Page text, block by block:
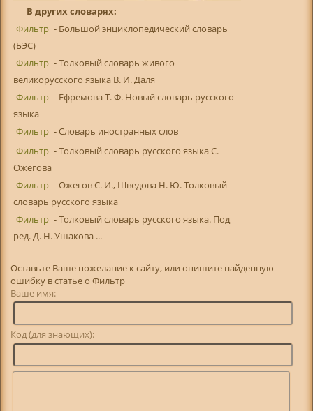
В других словарях:
Фильтр - Большой энциклопедический словарь
(БЭС)
Фильтр - Толковый словарь живого
великорусского языка В. И. Даля
Фильтр - Ефремова Т. Ф. Новый словарь русского
языка
Фильтр - Словарь иностранных слов
Фильтр - Толковый словарь русского языка С.
Ожегова
Фильтр - Ожегов С. И., Шведова Н. Ю. Толковый
словарь русского языка
Фильтр - Толковый словарь русского языка. Под
ред. Д. Н. Ушакова ...
Оставьте Ваше пожелание к сайту, или опишите найденную
ошибку в статье о Фильтр
Ваше имя:
Код (для знающих):